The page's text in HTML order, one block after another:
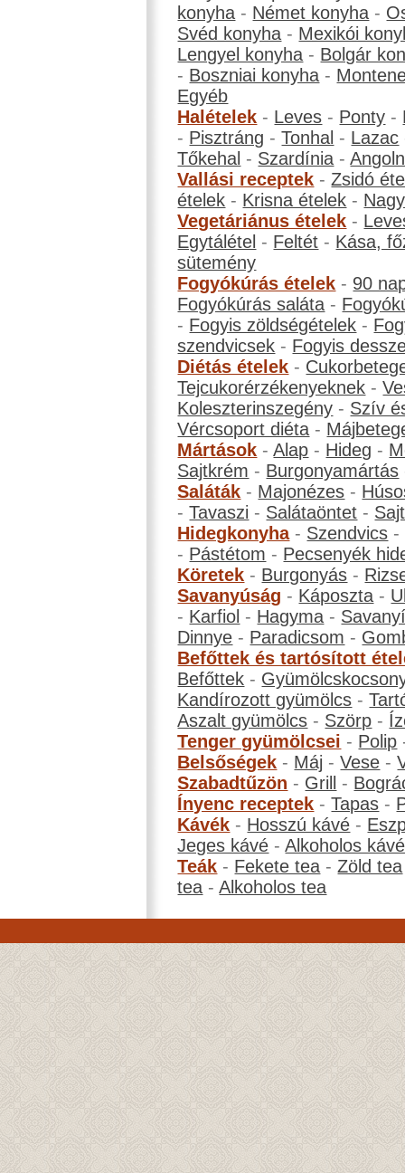
konyha - Német konyha -
Svéd konyha - Mexikói
Lengyel konyha - Bolgár
- Boszniai konyha -
Egyéb
Halételek - Leves - Ponty -
- Pisztráng -Tonhal - Lazac
Tőkehal - Szardínia -
Vallási receptek -Zsidó
ételek - Krisna ételek -
Vegetáriánus ételek -
Egytálétel - Feltét - Kása,
sütemény
Fogyókúrás ételek - 90
Fogyókúrás saláta -
- Fogyis zöldségételek -
szendvicsek - Fogyis
Diétás ételek -
Tejcukorérzékenyeknek -
Koleszterinszegény - Szív
Vércsoport diéta -
Mártások -Alap - Hideg -
Sajtkrém - Burgonyamártás
Saláták - Majonézes -
-Tavaszi - Salátaöntet -
Hidegkonyha- Szendvics -
- Pástétom - Pecsenyék
Köretek - Burgonyás -
Savanyúság - Káposzta -
- Karfiol - Hagyma -
Dinnye - Paradicsom -
Befőttek és tartósított
Befőttek -
Kandírozott gyümölcs -
Aszalt gyümölcs - Szörp -
Tenger gyümölcsei - Polip
Belsőségek - Máj -Vese -
Szabadtűzön - Grill -
Ínyenc receptek -Tapas -
Kávék - Hosszú kávé -
Jeges kávé -Alkoholos kávé
Teák - Fekete tea -Zöld tea
tea -Alkoholos tea